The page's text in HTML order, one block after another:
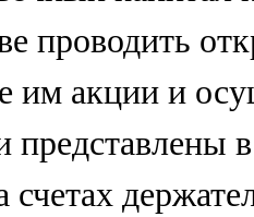
проводить
им акции и